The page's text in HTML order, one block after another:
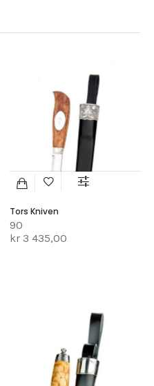
Tors Kniven
90
kr 3 435,00